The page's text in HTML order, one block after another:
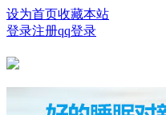
设为首页收藏本站
登录注册qq登录